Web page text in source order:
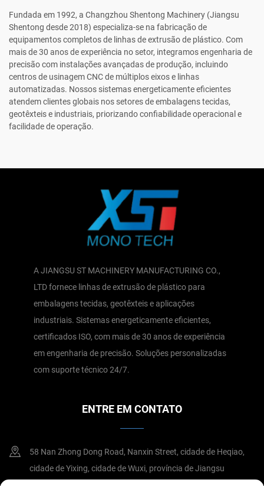
Fundada em 1992, a Changzhou Shentong Machinery (Jiangsu
Shentong desde 2018) especializa-se na fabricação de
equipamentos completos de linhas de extrusão de plástico. Com
mais de 30 anos de experiência no setor, integramos engenharia de
precisão com instalações avançadas de produção, incluindo
centros de usinagem CNC de múltiplos eixos e linhas
automatizadas. Nossos sistemas energeticamente eficientes
atendem clientes globais nos setores de embalagens tecidas,
geotêxteis e industriais, priorizando confiabilidade operacional e
facilidade de operação.
A JIANGSU ST MACHINERY MANUFACTURING CO.,
LTD fornece linhas de extrusão de plástico para
embalagens tecidas, geotêxteis e aplicações
industriais. Sistemas energeticamente eficientes,
certificados ISO, com mais de 30 anos de experiência
em engenharia de precisão. Soluções personalizadas
com suporte técnico 24/7.
ENTRE EM CONTATO
58 Nan Zhong Dong Road, Nanxin Street, cidade de Heqiao,
cidade de Yixing, cidade de Wuxi, província de Jiangsu